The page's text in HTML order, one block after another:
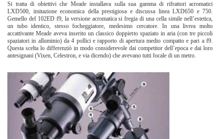
Si tratta di obiettivi che Meade installava sulla sua gamma di rifrattori acromatici
LXD500, imitazione economica della prestigiosa e discussa linea LXD650 e 750.
Gemello del 102ED f9, la versione acromatica si fregia di una cella simile nell’estetica,
un tubo identico, stesso focheggiatore, medesimo cercatore. In una livrea molto
accattivante Meade aveva inserito un classico doppietto spaziato in aria (con tre piccoli
spaziatori in alluminio) da 4 pollici e rapporto di apertura medio compatto e pari a f9.
Questa scelta lo differenziò in modo considerevole dai competitor dell’epoca e dai loro
antesignani (Vixen, Celestron, e via dicendo) che avevano tutti focale di un metro.